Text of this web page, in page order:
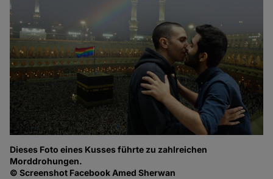
Dieses Foto eines Kusses führte zu zahlreichen
Morddrohungen.
© Screenshot Facebook Amed Sherwan